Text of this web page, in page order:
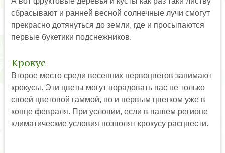
сбрасывают и ранней весной солнечные лучи смогут
прекрасно дотянуться до земли, где и просыпаются
первые букетики подснежников.
Крокус
Второе место среди весенних первоцветов занимают
крокусы. Эти цветы могут порадовать вас не только
своей цветовой гаммой, но и первым цветком уже в
конце февраля. При условии, если в вашем регионе
климатические условия позволят крокусу расцвести.